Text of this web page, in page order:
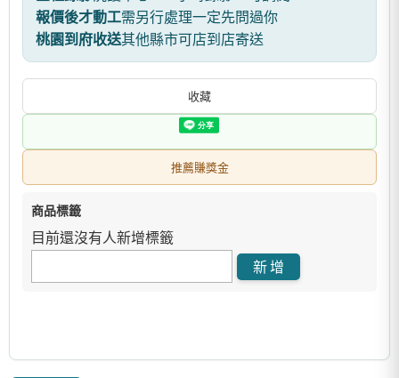
報價後才動工需另行處理一定先問過你
桃園到府收送其他縣市可店到店寄送
收藏
推薦賺獎金
商品標籤
目前還沒有人新增標籤